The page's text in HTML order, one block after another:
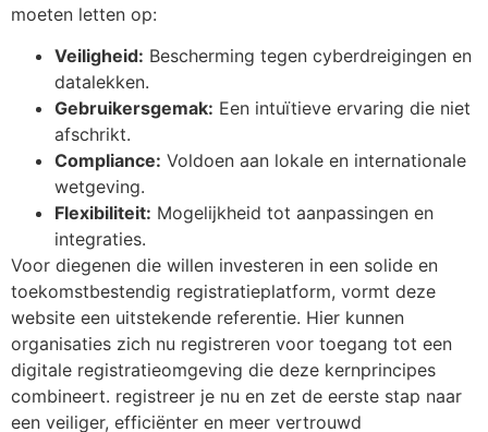
moeten letten op:
Veiligheid: Bescherming tegen cyberdreigingen en
datalekken.
Gebruikersgemak: Een intuïtieve ervaring die niet
afschrikt.
Compliance: Voldoen aan lokale en internationale
wetgeving.
Flexibiliteit: Mogelijkheid tot aanpassingen en
integraties.
Voor diegenen die willen investeren in een solide en
toekomstbestendig registratieplatform, vormt deze
website een uitstekende referentie. Hier kunnen
organisaties zich nu registreren voor toegang tot een
digitale registratieomgeving die deze kernprincipes
combineert. registreer je nu en zet de eerste stap naar
een veiliger, efficiënter en meer vertrouwd